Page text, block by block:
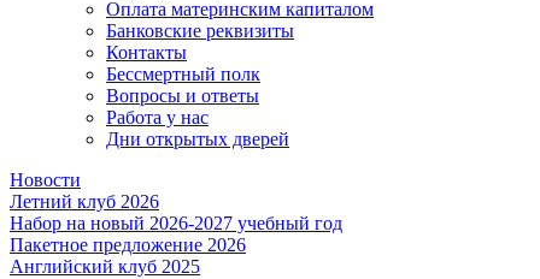
Оплата материнским капиталом
Банковские реквизиты
Контакты
Бессмертный полк
Вопросы и ответы
Работа у нас
Дни открытых дверей
Новости
Летний клуб 2026
Набор на новый 2026-2027 учебный год
Пакетное предложение 2026
Английский клуб 2025